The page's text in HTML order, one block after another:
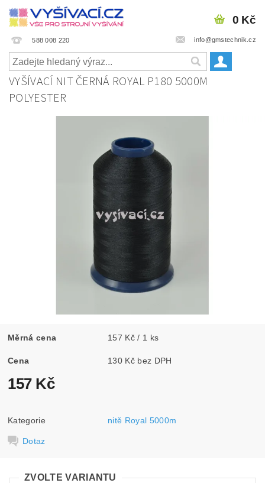
588 008 220 info@gmstechnik.cz
0 Kč
VYŠÍVACÍ NIT ČERNÁ ROYAL P180 5000M
POLYESTER
Měrná cena 157 Kč / 1 ks
Cena 130 Kč bez DPH
157 Kč
Kategorie nitě Royal 5000m
Dotaz
ZVOLTE VARIANTU